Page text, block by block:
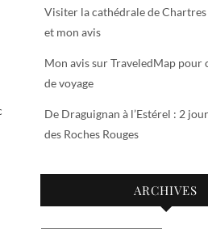
Visiter la cathédrale de
et mon avis
Mon avis sur TraveledMap pour
de voyage
De Draguignan à l’Estérel : 2
des Roches Rouges
ARCHIVES